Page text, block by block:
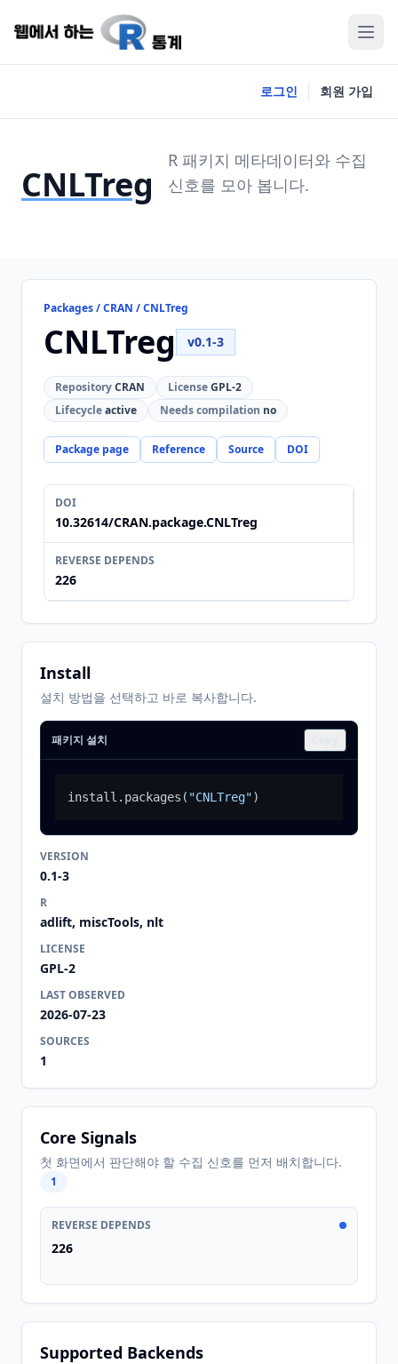
로그인 회원 가입
CNLTreg
R 패키지 메타데이터와 수집
신호를 모아 봅니다.
Packages / CRAN / CNLTreg
CNLTreg v0.1-3
RepositoryCRAN LicenseGPL-2
Lifecycleactive Needs compilation no
Package page Reference Source DOI
DOI
10.32614/CRAN.package.CNLTreg
REVERSE DEPENDS
226
Install
설치 방법을 선택하고 바로 복사합니다.
패키지 설치
install.packages ( "CNLTreg")
VERSION
0.1-3
R
adlift, miscTools, nlt
LICENSE
GPL-2
LAST OBSERVED
2026-07-23
SOURCES
1
Core Signals
첫 화면에서 판단해야 할 수집 신호를 먼저 배치합니다.
1
REVERSE DEPENDS
226
Supported Backends